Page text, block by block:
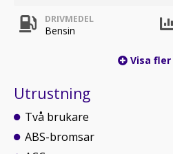
DRIVMEDEL
Bensin
Visa fler
Utrustning
Två brukare
ABS-bromsar